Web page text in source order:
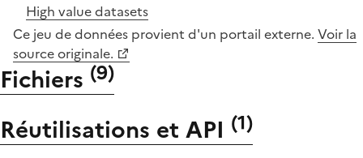
High value datasets
Ce jeu de données provient d'un portail externe. Voir la
source originale.
Fichiers (9)
Réutilisations et API (1)